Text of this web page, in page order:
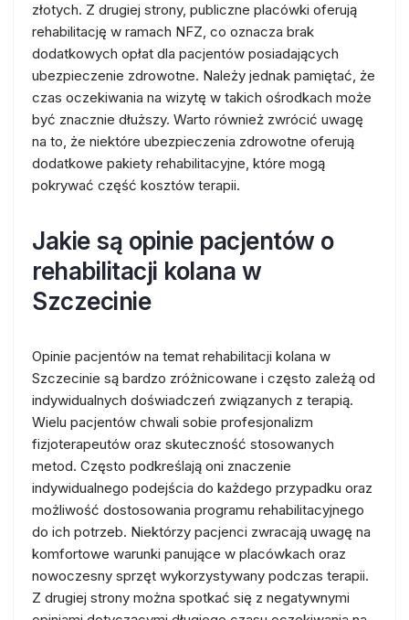
złotych. Z drugiej strony, publiczne placówki oferują
rehabilitację w ramach NFZ, co oznacza brak
dodatkowych opłat dla pacjentów posiadających
ubezpieczenie zdrowotne. Należy jednak pamiętać, że
czas oczekiwania na wizytę w takich ośrodkach może
być znacznie dłuższy. Warto również zwrócić uwagę
na to, że niektóre ubezpieczenia zdrowotne oferują
dodatkowe pakiety rehabilitacyjne, które mogą
pokrywać część kosztów terapii.
Jakie są opinie pacjentów o
rehabilitacji kolana w
Szczecinie
Opinie pacjentów na temat rehabilitacji kolana w
Szczecinie są bardzo zróżnicowane i często zależą od
indywidualnych doświadczeń związanych z terapią.
Wielu pacjentów chwali sobie profesjonalizm
fizjoterapeutów oraz skuteczność stosowanych
metod. Często podkreślają oni znaczenie
indywidualnego podejścia do każdego przypadku oraz
możliwość dostosowania programu rehabilitacyjnego
do ich potrzeb. Niektórzy pacjenci zwracają uwagę na
komfortowe warunki panujące w placówkach oraz
nowoczesny sprzęt wykorzystywany podczas terapii.
Z drugiej strony można spotkać się z negatywnymi